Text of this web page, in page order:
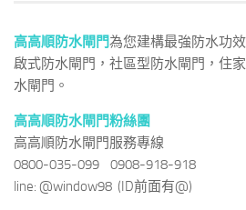
高高順防水閘門為您建構最強防水功
啟式防水閘門，社區型防水閘門，住
水閘門。
高高順防水閘門粉絲團
高高順防水閘門服務專線
0800-035-099 0908-918-918
line: @window98 (ID前面有@)